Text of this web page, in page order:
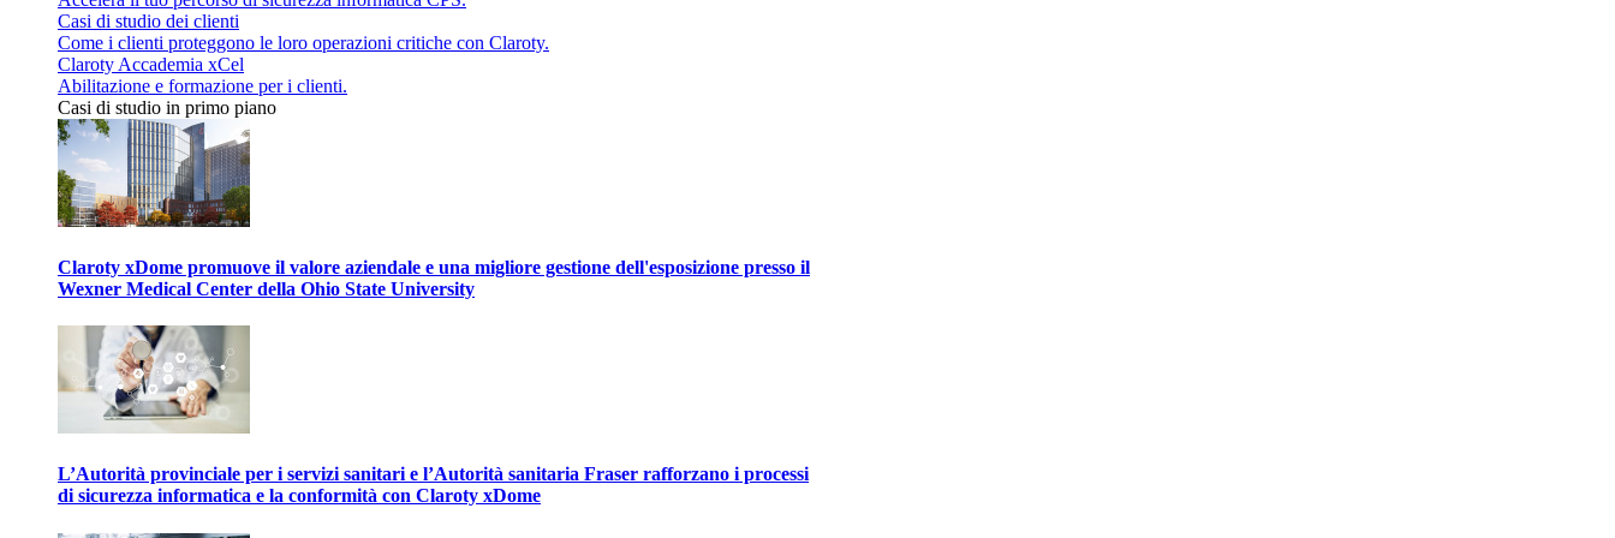
Casi di studio dei clienti
Come i clienti proteggono le loro operazioni critiche con Claroty.
Claroty Accademia xCel
Abilitazione e formazione per i clienti.
Casi di studio in primo piano
Claroty xDome promuove il valore aziendale e una migliore gestione dell'esposizione presso il
Wexner Medical Center della Ohio State University
L’Autorità provinciale per i servizi sanitari e l’Autorità sanitaria Fraser rafforzano i processi
di sicurezza informatica e la conformità con Claroty xDome